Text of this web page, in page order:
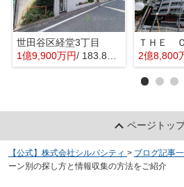
世田谷区経堂3丁目
1億9,900万円/ 183.82㎡
2億8,800
ページトッ
【公式】株式会社シルバシティ > ブログ記事
ーン別の探し方と情報収集の方法をご紹介